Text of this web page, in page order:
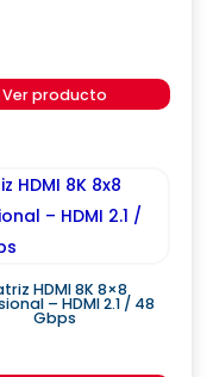
Ver producto
HDMI 8K 8×8
– HDMI 2.1 / 48
Gbps